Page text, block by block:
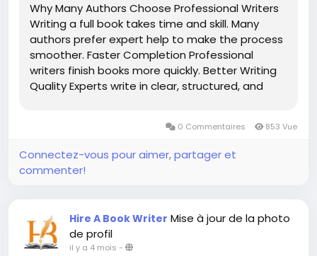
Why Many Authors Choose Professional Writers
Writing a full book takes time and skill. Many
authors prefer expert help to make the process
smoother. Faster Completion Professional
writers finish books more quickly. Better Writing
Quality Experts write in clear, structured, and
0 Commentaires 853 Vue
Connectez-vous pour aimer, partager et
commenter!
Hire A Book Writer Mise à jour de la photo
de profil
il y a 4 mois -